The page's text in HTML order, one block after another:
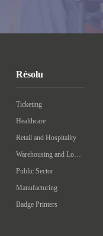
Résolu
Ticketing
Healthcare
Retail and Hospitality
Public Sector
Manufacturing
Badge Printers